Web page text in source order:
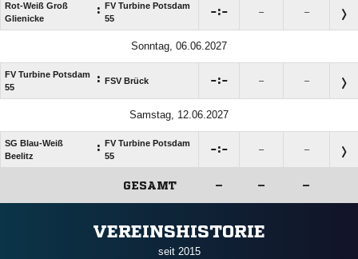
Rot-Weiß Groß
Glienicke
: FV Turbine Potsdam
55
: – –
Sonntag, 06.06.2027
FV Turbine Potsdam
55
: FSV Brück : – –
Samstag, 12.06.2027
SG Blau-Weiß
Beelitz
: FV Turbine Potsdam
55
: – –
GESAMT – – –
VEREINSHISTORIE
seit 2015